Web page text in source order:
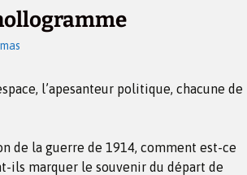
l’apesanteur politique, chacune de
de la guerre de 1914, comment est-ce
ils marquer le souvenir du départ de